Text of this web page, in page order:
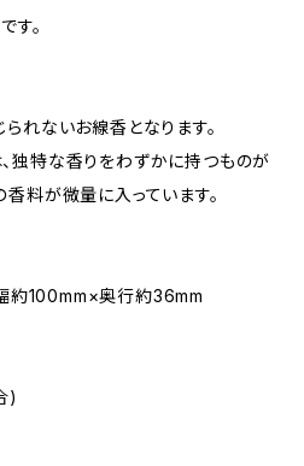
す。
れないお線香となります。
独特な香りをわずかに持つものが
料が微量に入っています。
約100mm×奥行約36mm
)